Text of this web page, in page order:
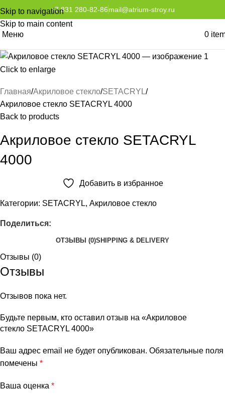
Skip to navigation
Skip to main content
+7 831 280-82-86mail@atrium-stroy.ru
Меню 0
Click to enlarge
Главная Акриловое стекло SETACRYL
Акриловое стекло SETACRYL 4000
Back to products
Акриловое стекло SETACRYL
4000
Добавить в избранное
Категории: SETACRYL, Акриловое стекло
Поделиться:
ОТЗЫВЫ (0)SHIPPING & DELIVERY
Отзывы (0)
Отзывы
Отзывов пока нет.
Будьте первым, кто оставил отзыв на «Акриловое
стекло SETACRYL 4000»
Ваш адрес email не будет опубликован. Обязательные поля
помечены *
Ваша оценка *